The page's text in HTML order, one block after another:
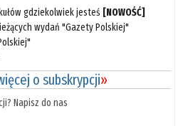
gdziekolwiek jesteś [NOWOŚĆ]
wydań "Gazety Polskiej"
o subskrypcji»
Napisz do nas